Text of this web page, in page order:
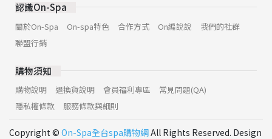
認識On-Spa
關於On-Spa On-spa特色 合作方式 On編說說
我們的社群
聯盟行銷
購物須知
購物說明 退換貨說明 會員福利專區
常見問題(QA)
隱私權條款
服務條款與細則
Copyright © On-Spa全台spa購物網All Rights Reserved. Design